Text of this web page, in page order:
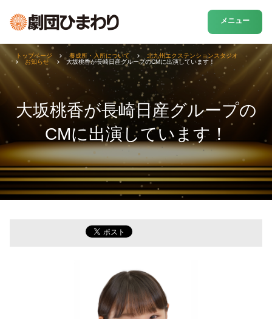
メニュー
大坂桃香が長崎日産グループの
CMに出演しています！
トップページ 養成所・入所について
北九州エクステンションスタジオ
お知らせ
大坂桃香が長崎日産グループのCMに出演しています！